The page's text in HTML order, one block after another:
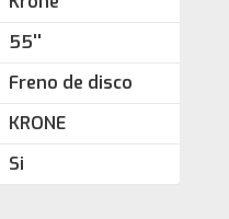
55''
Freno de disco
KRONE
Si